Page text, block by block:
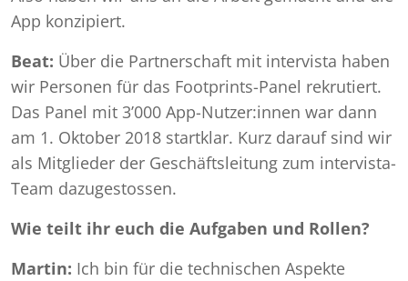
App konzipiert.
Beat: Über die Partnerschaft mit intervista haben
wir Personen für das Footprints-Panel rekrutiert.
Das Panel mit 3’000 App-Nutzer:innen war dann
am 1. Oktober 2018 startklar. Kurz darauf sind wir
als Mitglieder der Geschäftsleitung zum intervista-
Team dazugestossen.
Wie teilt ihr euch die Aufgaben und Rollen?
Martin: Ich bin für die technischen Aspekte